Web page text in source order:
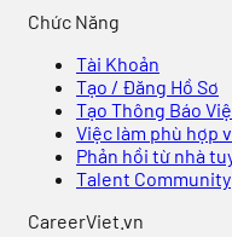
Chức Năng
Tài Khoản
Tạo / Đăng Hồ Sơ
Tạo Thông Báo
Việc làm phù hợp
Phản hồi từ nhà
Talent Community
CareerViet.vn